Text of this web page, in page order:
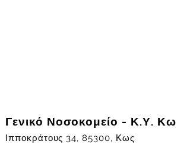
Γενικό Νοσοκομείο - Κ.Υ. Κω
Ιπποκράτους 34, 85300, Κως